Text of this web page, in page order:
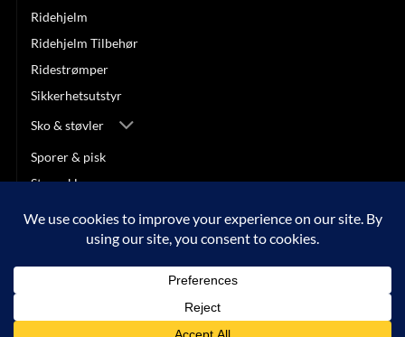
Ridehjelm
Ridehjelm Tilbehør
Ridestrømper
Sikkerhetsutstyr
Sko & støvler
Sporer & pisk
Stevneklær
SALG
Vipps
Copyright 2026 © ARNEBERG HEST OG RYTTER |